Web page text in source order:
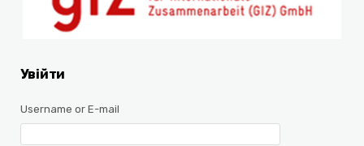
Увійти
Username or E-mail